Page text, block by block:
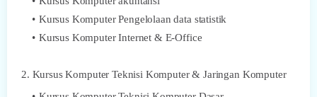
Kursus Komputer Pengelolaan data statistik
Kursus Komputer Internet & E-Office
2. Kursus Komputer Teknisi Komputer & Jaringan Komputer